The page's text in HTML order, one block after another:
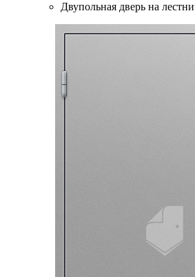
Двупольная дверь на